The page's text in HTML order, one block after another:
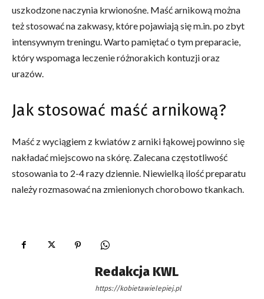
uszkodzone naczynia krwionośne. Maść arnikową można
też stosować na zakwasy, które pojawiają się m.in. po zbyt
intensywnym treningu. Warto pamiętać o tym preparacie,
który wspomaga leczenie różnorakich kontuzji oraz
urazów.
Jak stosować maść arnikową?
Maść z wyciągiem z kwiatów z arniki łąkowej powinno się
nakładać miejscowo na skórę. Zalecana częstotliwość
stosowania to 2-4 razy dziennie. Niewielką ilość preparatu
należy rozmasować na zmienionych chorobowo tkankach.
Redakcja KWL
https://kobietawielepiej.pl